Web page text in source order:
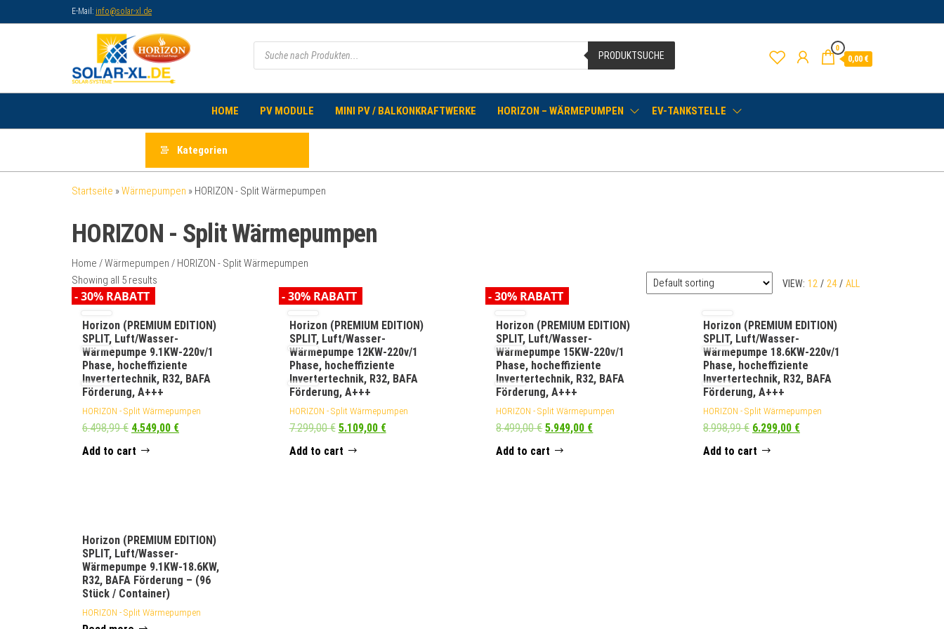
Inhalt
E-Mail: info@solar-xl.de
Solaranlagen
Photovoltaik
für
Products
search
PRODUKTSUCHE
0
0,00 €
HOME PV MODULE MINI PV / BALKONKRAFTWERKE HORIZON – WÄRMEPUMPEN EV-TANKSTELLE
Kategorien
Startseite »Wärmepumpen » HORIZON - Split Wärmepumpen
HORIZON - Split Wärmepumpen
Home /Wärmepumpen / HORIZON - Split Wärmepumpen
VIEW: 12 / 24 / ALL
Showing all 5 results
- 30% RABATT
Horizon (PREMIUM EDITION)
SPLIT, Luft/Wasser-
Wärmepumpe 9.1KW-220v/1
Phase, hocheffiziente
Invertertechnik, R32, BAFA
Förderung, A+++
HORIZON - Split Wärmepumpen
6.498,99€ 4.549,00 €
Add to cart
- 30% RABATT
Horizon (PREMIUM EDITION)
SPLIT, Luft/Wasser-
Wärmepumpe 12KW-220v/1
Phase, hocheffiziente
Invertertechnik, R32, BAFA
Förderung, A+++
HORIZON - Split Wärmepumpen
7.299,00€ 5.109,00 €
Add to cart
- 30% RABATT
Horizon (PREMIUM EDITION)
SPLIT, Luft/Wasser-
Wärmepumpe 15KW-220v/1
Phase, hocheffiziente
Invertertechnik, R32, BAFA
Förderung, A+++
HORIZON - Split Wärmepumpen
8.499,00€ 5.949,00 €
Add to cart
Horizon (PREMIUM EDITION)
SPLIT, Luft/Wasser-
Wärmepumpe 18.6KW-220v/1
Phase, hocheffiziente
Invertertechnik, R32, BAFA
Förderung, A+++
HORIZON - Split Wärmepumpen
8.998,99€ 6.299,00 €
Add to cart
Horizon (PREMIUM EDITION)
SPLIT, Luft/Wasser-
Wärmepumpe 9.1KW-18.6KW,
R32, BAFA Förderung – (96
Stück / Container)
HORIZON - Split Wärmepumpen